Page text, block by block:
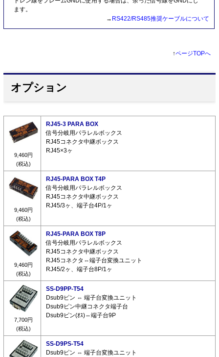
ます。
→ RS422/RS485推奨ケーブルについて
↑ページTOPへ
オプション
9,460円
(税込)
RJ45-3 PARA BOX
信号分岐用パラレルボックス
RJ45コネクタ中継ボックス
RJ45×3ヶ
9,460円
(税込)
RJ45-PARA BOX T4P
信号分岐用パラレルボックス
RJ45コネクタ中継ボックス
RJ45/3ヶ、端子台4P/1ヶ
9,460円
(税込)
RJ45-PARA BOX T8P
信号分岐用パラレルボックス
RJ45コネクタ中継ボックス
RJ45コネクタ⇔端子台変換ユニット
RJ45/2ヶ、端子台8P/1ヶ
7,700円
(税込)
SS-D9PP-T54
Dsub9ピン ⇔ 端子台変換ユニット
Dsub9ピン中継コネクタ端子台
Dsub9ピン(ｵｽ)⇔端子台9P
SS-D9PS-T54
Dsub9ピン ⇔ 端子台変換ユニット